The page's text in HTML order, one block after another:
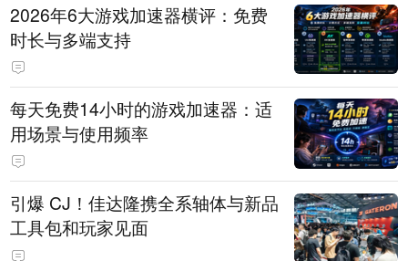
2026年6大游戏加速器横评：免费
时长与多端支持
每天免费14小时的游戏加速器：适
用场景与使用频率
引爆 CJ！佳达隆携全系轴体与新品
工具包和玩家见面